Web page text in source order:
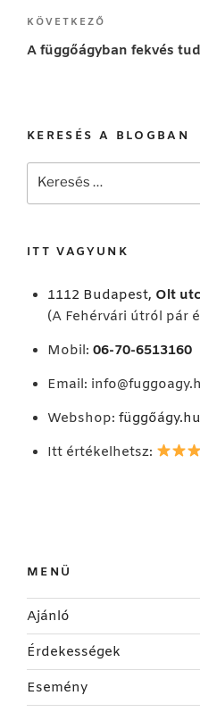
Következő
bejegyzés
KÖVETKEZŐ
A függőágyban fekvés
KERESÉS A BLOGBAN
Keresés
ITT VAGYUNK
1112 Budapest, Olt
(A Fehérvári útról pár
Mobil: 06-70-6513160
Email:
Webshop: függőágy.hu
Itt értékelhetsz:
MENÜ
Ajánló
Érdekességek
Esemény